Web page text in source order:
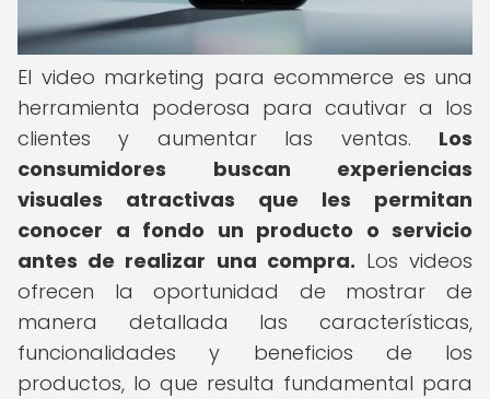
El video marketing para ecommerce es una
herramienta poderosa para cautivar a los
clientes y aumentar las ventas. Los
consumidores buscan experiencias
visuales atractivas que les permitan
conocer a fondo un producto o servicio
antes de realizar una compra. Los videos
ofrecen la oportunidad de mostrar de
manera detallada las características,
funcionalidades y beneficios de los
productos, lo que resulta fundamental para